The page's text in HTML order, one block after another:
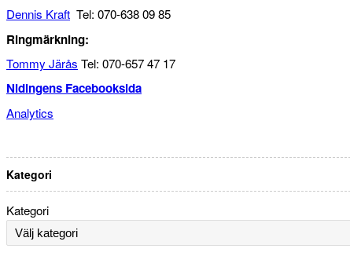
Dennis Kraft Tel: 070-638 09 85
Ringmärkning:
Tommy Järås Tel: 070-657 47 17
Nidingens Facebooksida
Analytics
Kategori
Kategori